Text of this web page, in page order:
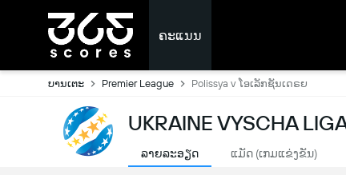
ຄະແນນ
ບານເຕະ Premier League Polissya v ໂອເລັກຊັນເດຣຍ
UKRAINE VYSCHA
ລາຍລະອຽດ ແມັດ (ເກມແຂ່ງຂັນ)